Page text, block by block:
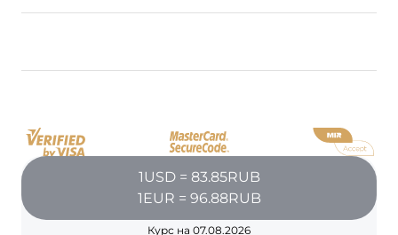
RIXOS PREMIUM SAADIYAT ISLAND ABU DHABI:
20 августа 2024
ВЫГОДНАЯ АРИФМЕТИКА ОТ ULTIMA GSTAAD
И ULTIMA COURCHEVEL
1USD = 83.85RUB
1EUR = 96.88RUB
Курс на 07.08.2026